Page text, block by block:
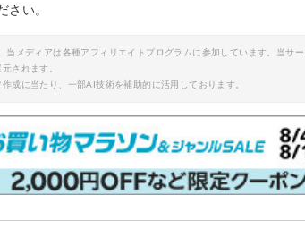
さい。
メディアは各種アフィリエイトプログラムに参加しています。当サ
されます。
成に当たり、一部AI技術を補助的に活用しております。